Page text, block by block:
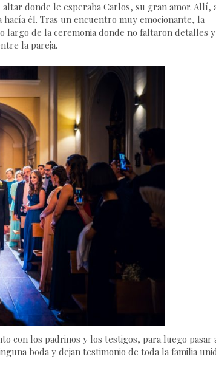
donde le esperaba Carlos, su gran amor. Allí,
él. Tras un encuentro muy emocionante, la
largo de la ceremonia donde no faltaron detalles y
la pareja.
con los padrinos y los testigos, para luego pasar
boda y dejan testimonio de toda la familia